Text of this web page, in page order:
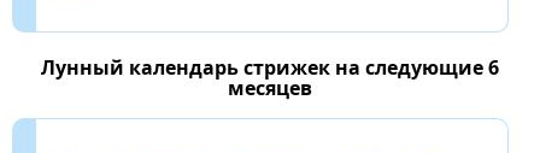
Лунный календарь стрижек на следующие 6
месяцев